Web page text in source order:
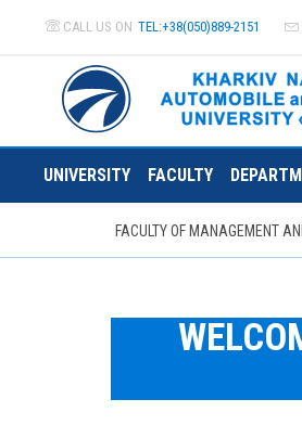
CALL US ON TEL:+38(050)889-2151
UNIVERSITY FACULTY
FACULTY OF MANAGEMENT